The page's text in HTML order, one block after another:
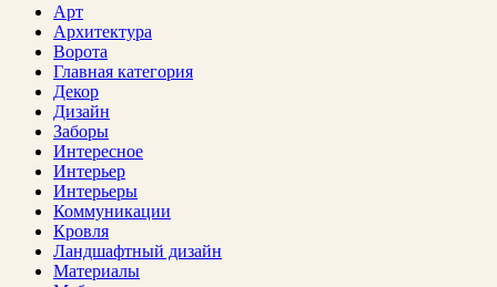
Арт
Архитектура
Ворота
Главная категория
Декор
Дизайн
Заборы
Интересное
Интерьер
Интерьеры
Коммуникации
Кровля
Ландшафтный дизайн
Материалы